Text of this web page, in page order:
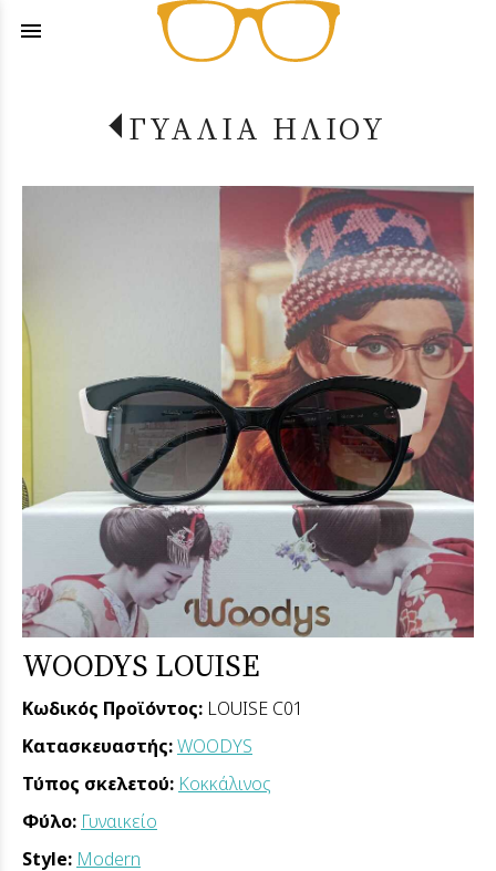
menu
ΓΥΑΛΙΑ ΗΛΙΟΥ
WOODYS LOUISE
Κωδικός Προϊόντος: LOUISE C01
Κατασκευαστής:WOODYS
Τύπος σκελετού: Κοκκάλινος
Φύλο: Γυναικείο
Style: Modern